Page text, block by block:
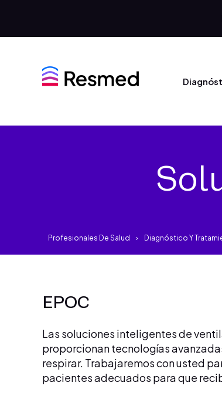
Profesionales De Salud Diagnóstico Y
EPOC
Las soluciones inteligentes de
proporcionan tecnologías
respirar. Trabajaremos con usted
pacientes adecuados para que